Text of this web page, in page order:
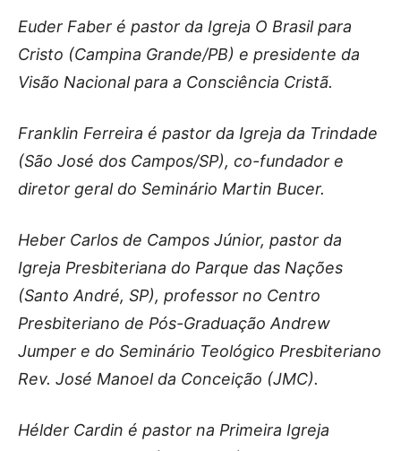
Euder Faber é pastor da Igreja O Brasil para
Cristo (Campina Grande/PB) e presidente da
Visão Nacional para a Consciência Cristã.
Franklin Ferreira é pastor da Igreja da Trindade
(São José dos Campos/SP), co-fundador e
diretor geral do Seminário Martin Bucer.
Heber Carlos de Campos Júnior, pastor da
Igreja Presbiteriana do Parque das Nações
(Santo André, SP), professor no Centro
Presbiteriano de Pós-Graduação Andrew
Jumper e do Seminário Teológico Presbiteriano
Rev. José Manoel da Conceição (JMC).
Hélder Cardin é pastor na Primeira Igreja